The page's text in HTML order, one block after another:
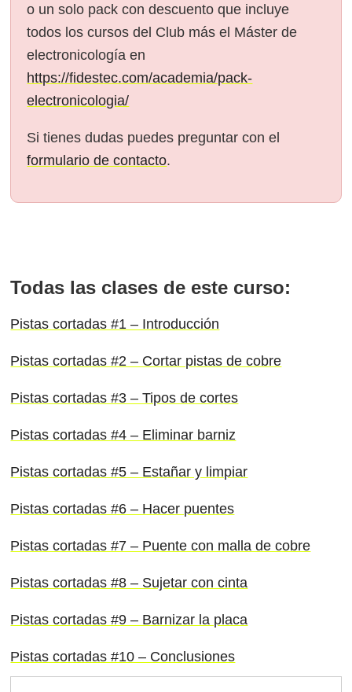
o un solo pack con descuento que incluye
todos los cursos del Club más el Máster de
electronicología en
https://fidestec.com/academia/pack-
electronicologia/
Si tienes dudas puedes preguntar con el
formulario de contacto.
Todas las clases de este curso:
Pistas cortadas #1 – Introducción
Pistas cortadas #2 – Cortar pistas de cobre
Pistas cortadas #3 – Tipos de cortes
Pistas cortadas #4 – Eliminar barniz
Pistas cortadas #5 – Estañar y limpiar
Pistas cortadas #6 – Hacer puentes
Pistas cortadas #7 – Puente con malla de cobre
Pistas cortadas #8 – Sujetar con cinta
Pistas cortadas #9 – Barnizar la placa
Pistas cortadas #10 – Conclusiones